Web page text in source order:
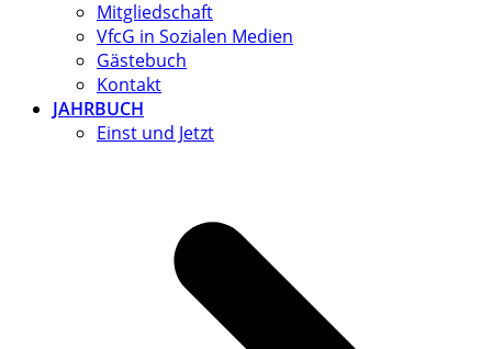
Mitgliedschaft
VfcG in Sozialen Medien
Gästebuch
Kontakt
JAHRBUCH
Einst und Jetzt